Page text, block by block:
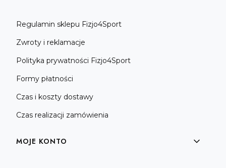
Regulamin sklepu Fizjo4Sport
Zwroty i reklamacje
Polityka prywatności Fizjo4Sport
Formy płatności
Czas i koszty dostawy
Czas realizacji zamówienia
MOJE KONTO